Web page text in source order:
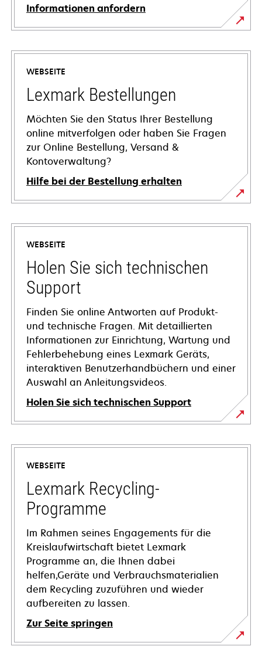
Informationen anfordern
WEBSEITE
Lexmark Bestellungen
Möchten Sie den Status Ihrer Bestellung
online mitverfolgen oder haben Sie Fragen
zur Online Bestellung, Versand &
Kontoverwaltung?
Hilfe bei der Bestellung erhalten
WEBSEITE
Holen Sie sich technischen
Support
Finden Sie online Antworten auf Produkt-
und technische Fragen. Mit detaillierten
Informationen zur Einrichtung, Wartung und
Fehlerbehebung eines Lexmark Geräts,
interaktiven Benutzerhandbüchern und einer
Auswahl an Anleitungsvideos.
Holen Sie sich technischen Support
wird
in
neuen
Registerkarte
geöffnet
WEBSEITE
Lexmark Recycling-
Programme
Im Rahmen seines Engagements für die
Kreislaufwirtschaft bietet Lexmark
Programme an, die Ihnen dabei
helfen,Geräte und Verbrauchsmaterialien
dem Recycling zuzuführen und wieder
aufbereiten zu lassen.
Zur Seite springen